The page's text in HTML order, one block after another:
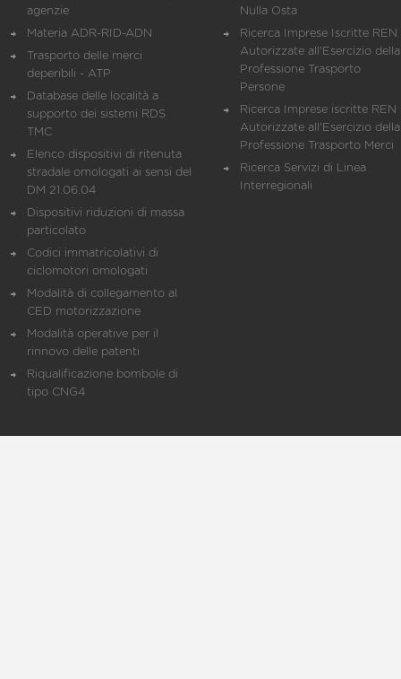
agenzie
Materia ADR-RID-ADN
Trasporto delle merci
deperibili - ATP
Database delle località a
supporto dei sistemi RDS
TMC
Elenco dispositivi di ritenuta
stradale omologati ai sensi del
DM 21.06.04
Dispositivi riduzioni di massa
particolato
Codici immatricolativi di
ciclomotori omologati
Modalità di collegamento al
CED motorizzazione
Modalità operative per il
rinnovo delle patenti
Riqualificazione bombole di
tipo CNG4
Nulla Osta
Ricerca Imprese Iscritte REN
Autorizzate all'Esercizio della
Professione Trasporto
Persone
Ricerca Imprese iscritte REN
Autorizzate all'Esercizio della
Professione Trasporto Merci
Ricerca Servizi di Linea
Interregionali